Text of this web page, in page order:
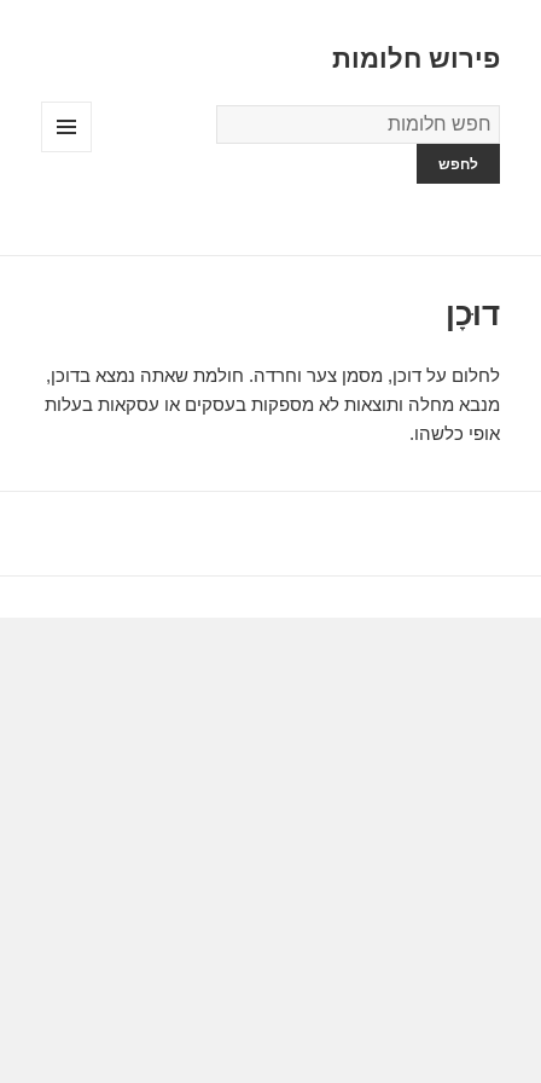
פירוש חלומות
מילון
החלומות
דוּכָן
לחלום על דוכן, מסמן צער וחרדה. חולמת שאתה נמצא בדוכן,
מנבא מחלה ותוצאות לא מספקות בעסקים או עסקאות בעלות
אופי כלשהו.